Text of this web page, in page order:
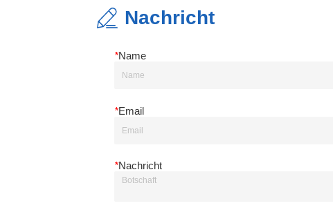
Nachricht
*Name
*Email
*Nachricht